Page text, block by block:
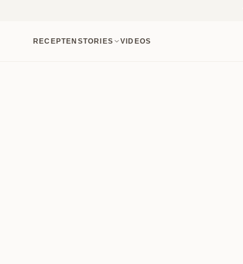
RECEPTEN STORIES VIDEOS